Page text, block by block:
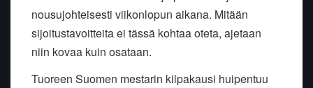
nousujohteisesti viikonlopun aikana. Mitään
sijoitustavoitteita ei tässä kohtaa oteta, ajetaan
niin kovaa kuin osataan.
Tuoreen Suomen mestarin kilpakausi huipentuu